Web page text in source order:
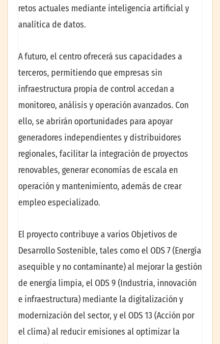
retos actuales mediante inteligencia artificial y
analítica de datos.
A futuro, el centro ofrecerá sus capacidades a
terceros, permitiendo que empresas sin
infraestructura propia de control accedan a
monitoreo, análisis y operación avanzados. Con
ello, se abrirán oportunidades para apoyar
generadores independientes y distribuidores
regionales, facilitar la integración de proyectos
renovables, generar economías de escala en
operación y mantenimiento, además de crear
empleo especializado.
El proyecto contribuye a varios Objetivos de
Desarrollo Sostenible, tales como el ODS 7 (Energía
asequible y no contaminante) al mejorar la gestión
de energía limpia, el ODS 9 (Industria, innovación
e infraestructura) mediante la digitalización y
modernización del sector, y el ODS 13(Acción por
el clima) al reducir emisiones al optimizar la